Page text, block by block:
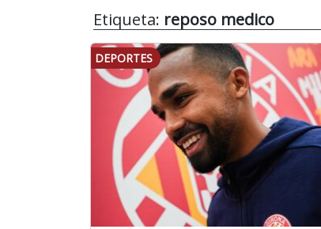
Etiqueta: reposo medico
DEPORTES